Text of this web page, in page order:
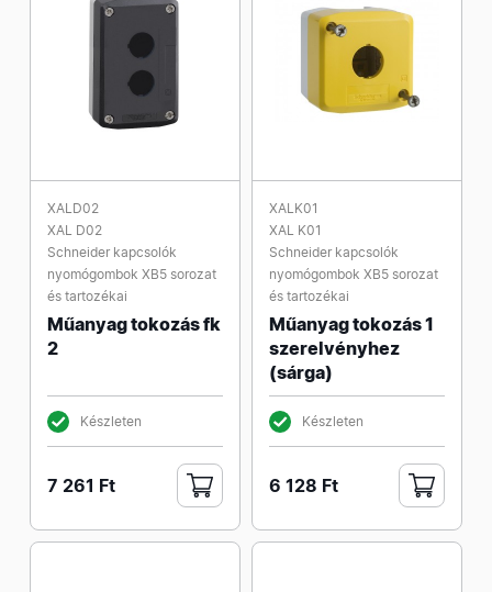
XALD02
XAL D02
Schneider kapcsolók
nyomógombok XB5 sorozat
és tartozékai
Műanyag tokozás fk
2
Készleten
7 261 Ft
XALK01
XAL K01
Schneider kapcsolók
nyomógombok XB5 sorozat
és tartozékai
Műanyag tokozás 1
szerelvényhez
(sárga)
Készleten
6 128 Ft